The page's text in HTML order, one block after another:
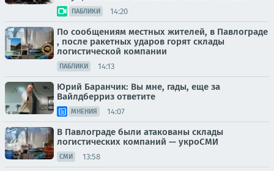
ПАБЛИКИ 14:20
По сообщениям местных жителей, в Павлограде
, после ракетных ударов горят склады
логистической компании
ПАБЛИКИ 14:13
Юрий Баранчик: Вы мне, гады, еще за
Вайлдберриз ответите
МНЕНИЯ 14:07
В Павлограде были атакованы склады
логистических компаний — укроСМИ
СМИ 13:58